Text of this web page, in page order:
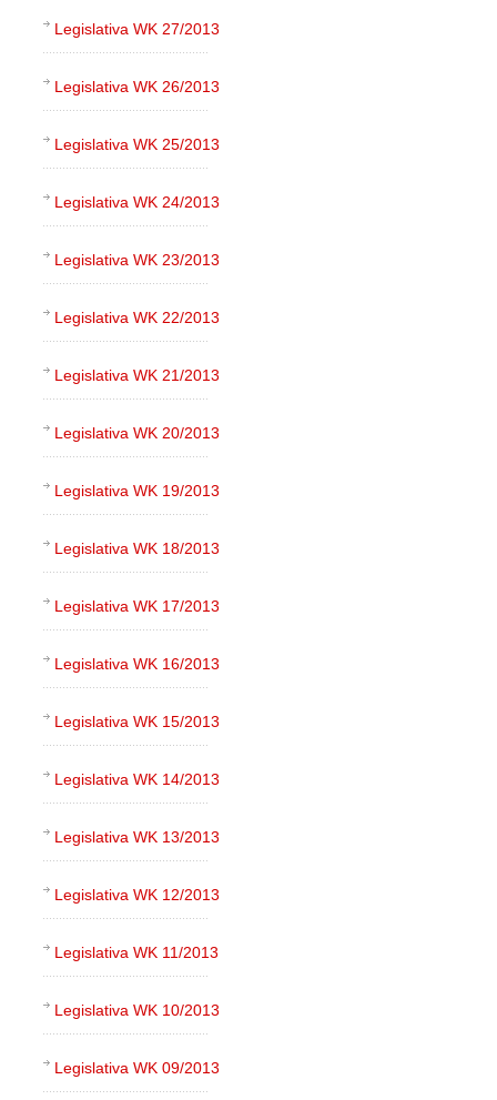
Legislativa WK 27/2013
Legislativa WK 26/2013
Legislativa WK 25/2013
Legislativa WK 24/2013
Legislativa WK 23/2013
Legislativa WK 22/2013
Legislativa WK 21/2013
Legislativa WK 20/2013
Legislativa WK 19/2013
Legislativa WK 18/2013
Legislativa WK 17/2013
Legislativa WK 16/2013
Legislativa WK 15/2013
Legislativa WK 14/2013
Legislativa WK 13/2013
Legislativa WK 12/2013
Legislativa WK 11/2013
Legislativa WK 10/2013
Legislativa WK 09/2013